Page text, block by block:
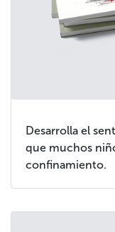
Desarrolla el
que muchos
confinamiento.